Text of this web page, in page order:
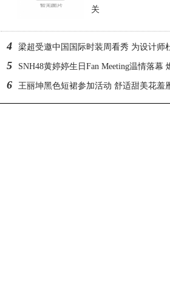
关
4 梁超受邀中国国际时装周看秀 为设计师
杨站台
5 SNH48黄婷婷生日Fan Meeting温情落幕
青春光火
6 王丽坤黑色短裙参加活动 舒适甜美花羞